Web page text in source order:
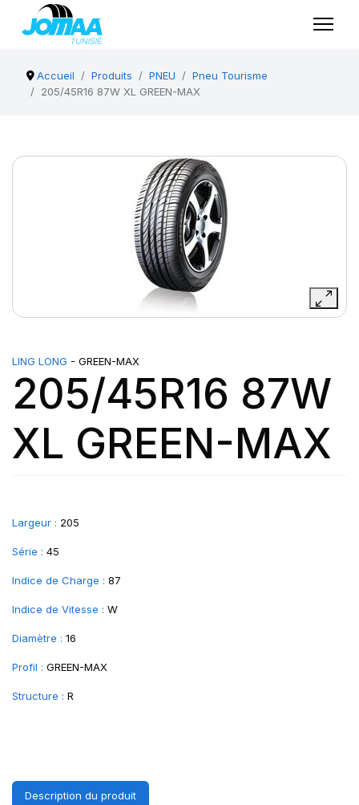
Accueil Produits PNEU
Pneu Tourisme
205/45R16 87W XL GREEN-MAX
LING LONG - GREEN-MAX
205/45R16 87W
XL GREEN-MAX
Largeur : 205
Série : 45
Indice de Charge : 87
Indice de Vitesse : W
Diamètre : 16
Profil : GREEN-MAX
Structure : R
Description du produit